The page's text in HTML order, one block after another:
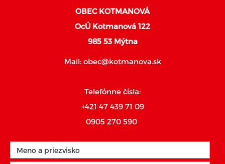
OBEC KOTMANOVÁ
OcÚ Kotmanová 122
985 53 Mýtna
Mail: obec@kotmanova.sk
Telefónne čísla:
+421 47 439 71 09
0905 270 590